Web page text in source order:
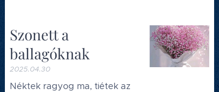
Szonett a
ballagóknak
2025.04.30
Néktek ragyog ma, tiétek az